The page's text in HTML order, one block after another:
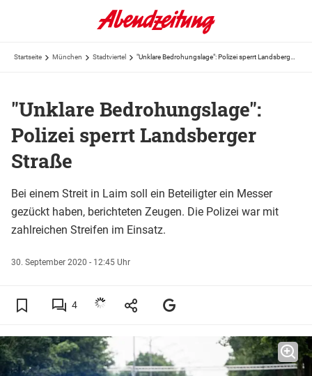
Startseite München Stadtviertel
"Unklare Bedrohungslage":
Polizei sperrt Landsberger
Straße
Bei einem Streit in Laim soll ein Beteiligter ein Messer
gezückt haben, berichteten Zeugen. Die Polizei war mit
zahlreichen Streifen im Einsatz.
30. September 2020 - 12:45 Uhr
4